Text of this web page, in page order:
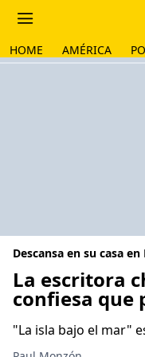
HOME AMÉRICA
Descansa en su casa
La escritora
confiesa que
"La isla bajo el mar"